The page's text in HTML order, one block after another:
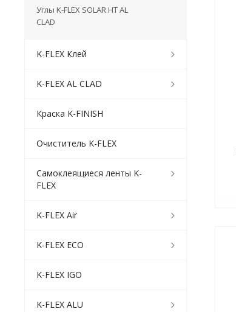
Углы K-FLEX SOLAR HT AL
CLAD
K-FLEX Клей
K-FLEX AL CLAD
Краска K-FINISH
Очиститель K-FLEX
Самоклеящиеся ленты K-
FLEX
K-FLEX Air
K-FLEX ECO
K-FLEX IGO
K-FLEX ALU